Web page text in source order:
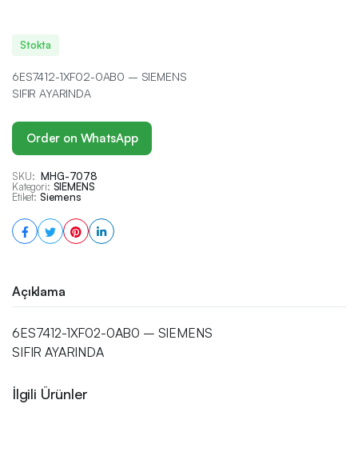
Stokta
6ES7412-1XF02-0AB0 – SIEMENS
SIFIR AYARINDA
Order on WhatsApp
SKU: MHG-7078
Kategori: SIEMENS
Etiket: Siemens
Açıklama
6ES7412-1XF02-0AB0 – SIEMENS
SIFIR AYARINDA
İlgili Ürünler